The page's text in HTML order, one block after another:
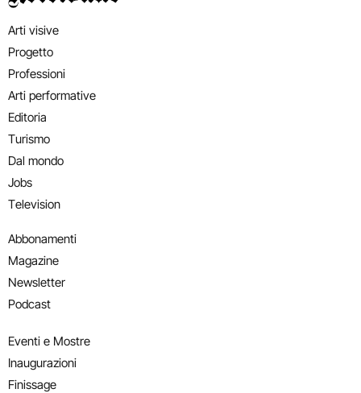
Arti visive
Progetto
Professioni
Arti performative
Editoria
Turismo
Dal mondo
Jobs
Television
Abbonamenti
Magazine
Newsletter
Podcast
Eventi e Mostre
Inaugurazioni
Finissage